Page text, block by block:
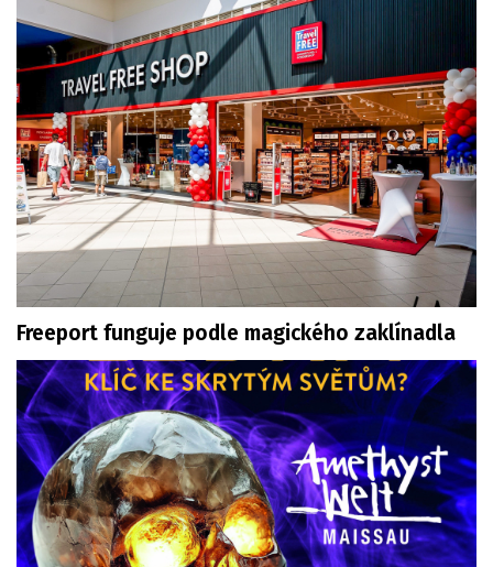
Freeport funguje podle magického zaklínadla